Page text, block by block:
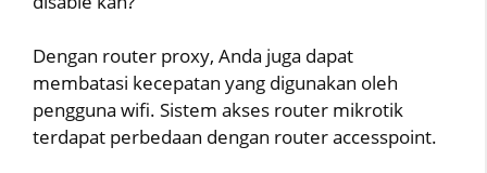
Dengan router proxy, Anda juga dapat
membatasi kecepatan yang digunakan oleh
pengguna wifi. Sistem akses router mikrotik
terdapat perbedaan dengan router accesspoint.